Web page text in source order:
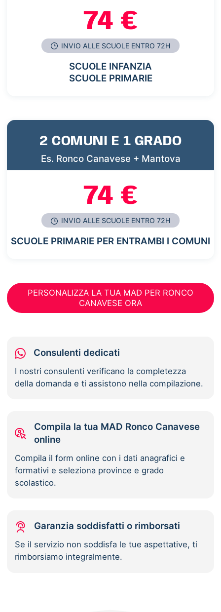
74 €
INVIO ALLE SCUOLE ENTRO 72H
SCUOLE INFANZIA
SCUOLE PRIMARIE
2 COMUNI E 1 GRADO
Es. Ronco Canavese + Mantova
74 €
INVIO ALLE SCUOLE ENTRO 72H
SCUOLE PRIMARIE PER ENTRAMBI I COMUNI
PERSONALIZZA LA TUA MAD PER RONCO
CANAVESE ORA
Consulenti dedicati
I nostri consulenti verificano la completezza
della domanda e ti assistono nella compilazione.
Compila la tua MAD Ronco Canavese
online
Compila il form online con i dati anagrafici e
formativi e seleziona province e grado
scolastico.
Garanzia soddisfatti o rimborsati
Se il servizio non soddisfa le tue aspettative, ti
rimborsiamo integralmente.